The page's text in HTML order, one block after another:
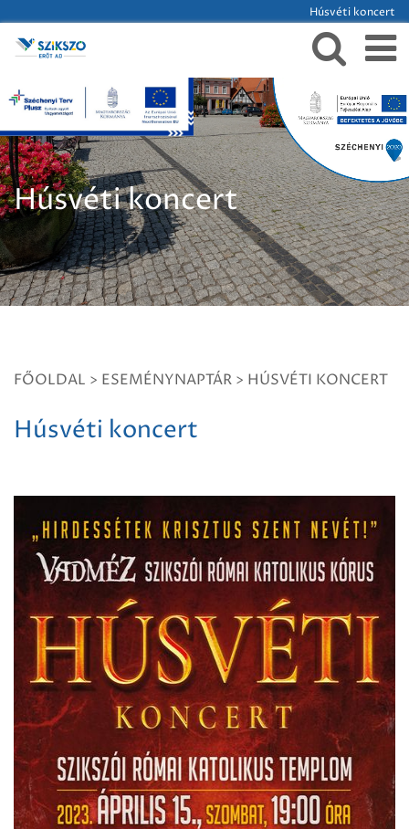
Húsvéti koncert
Húsvéti koncert
FŐOLDAL > ESEMÉNYNAPTÁR > HÚSVÉTI KONCERT
Húsvéti koncert